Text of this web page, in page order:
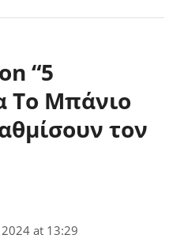
“5
Το Μπάνιο
τον
2024 at 13:29